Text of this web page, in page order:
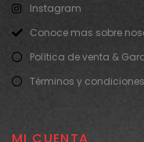
Instagram
Conoce mas sobre
Política de venta &
Términos y
MI CUENTA